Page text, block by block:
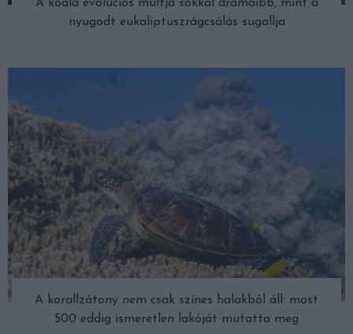
A koala evolúciós múltja sokkal drámaibb, mint a
nyugodt eukaliptuszrágcsálás sugallja
A korallzátony nem csak színes halakból áll: most
500 eddig ismeretlen lakóját mutatta meg